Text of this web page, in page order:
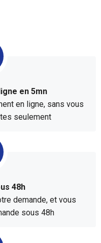
en 5mn
en ligne, sans vous
seulement
48h
demande, et vous
sous 48h